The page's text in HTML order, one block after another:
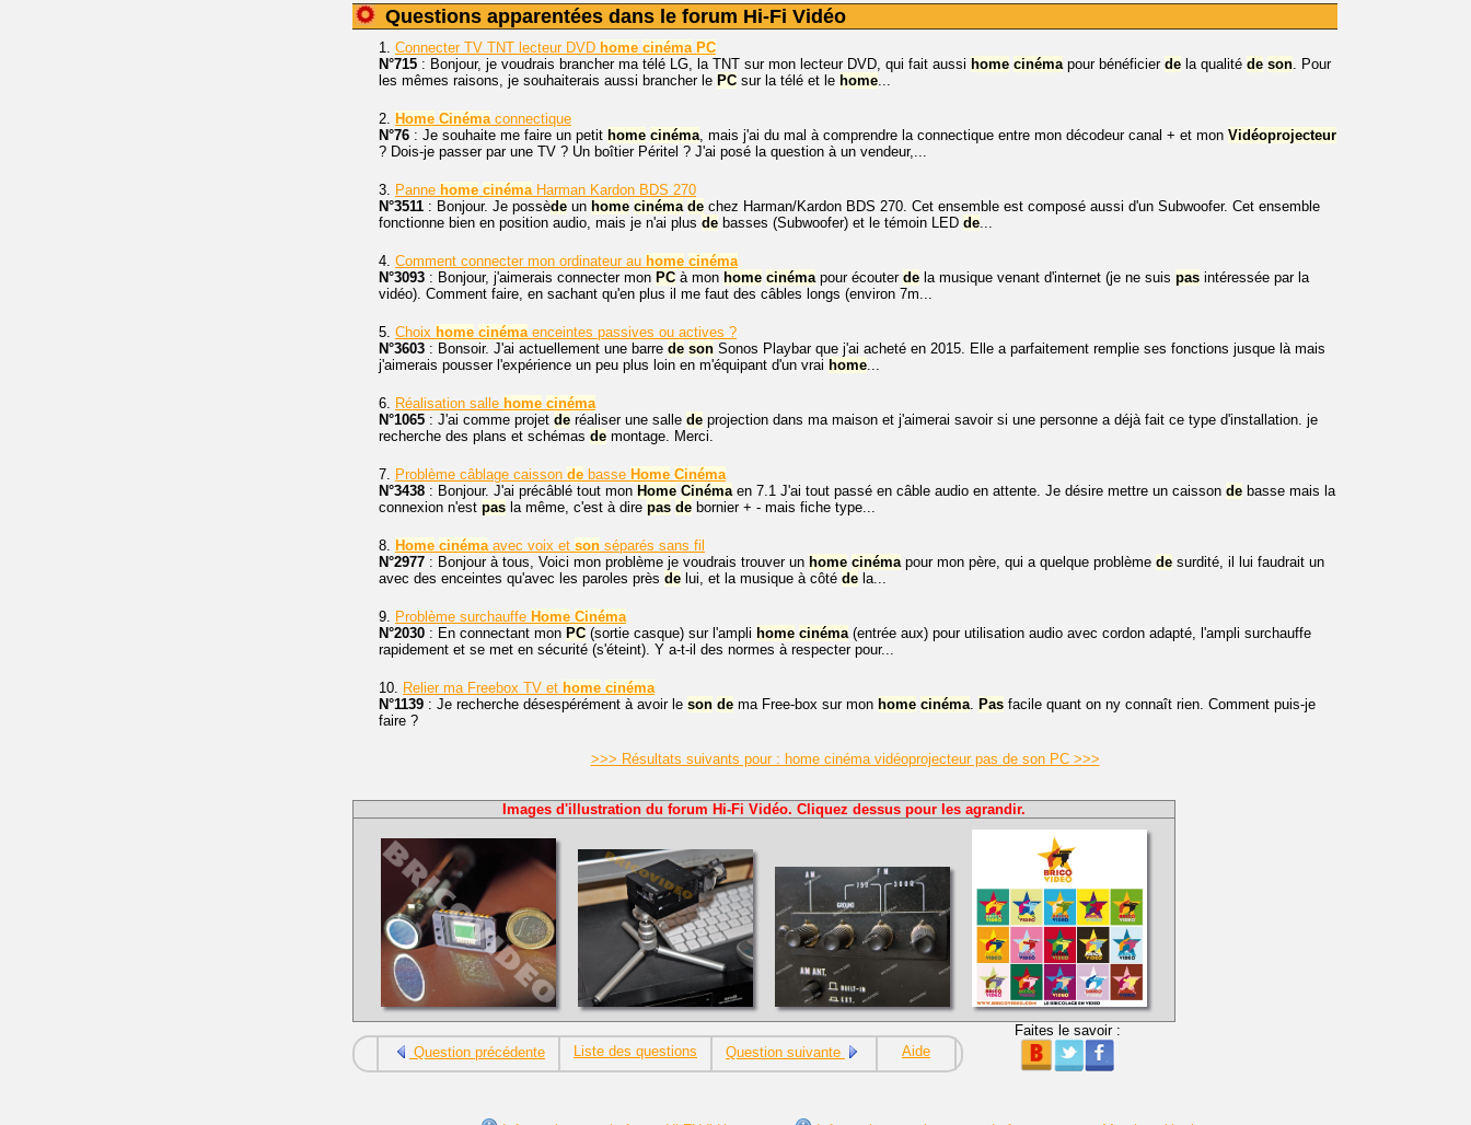
Questions apparentées dans le forum Hi-Fi Vidéo
1. Connecter TV TNT lecteur DVD home cinéma PC
N°715 : Bonjour, je voudrais brancher ma télé LG, la TNT sur mon lecteur DVD, qui fait aussi home cinémapour bénéficier de la qualité de son. Pour
les mêmes raisons, je souhaiterais aussi brancher le PC sur la télé et le home...
2. Home Cinémaconnectique
N°76 : Je souhaite me faire un petit home cinéma, mais j'ai du mal à comprendre la connectique entre mon décodeur canal + et mon Vidéoprojecteur
? Dois-je passer par une TV ? Un boîtier Péritel ? J'ai posé la question à un vendeur,...
3. Panne home cinémaHarman Kardon BDS 270
N°3511 : Bonjour. Je possède un home cinéma de chez Harman/Kardon BDS 270. Cet ensemble est composé aussi d'un Subwoofer. Cet ensemble
fonctionne bien en position audio, mais je n'ai plus de basses (Subwoofer) et le témoin LED de...
4. Comment connecter mon ordinateur au home cinéma
N°3093 : Bonjour, j'aimerais connecter mon PC à mon home cinémapour écouter de la musique venant d'internet (je ne suis pas intéressée par la
vidéo). Comment faire, en sachant qu'en plus il me faut des câbles longs (environ 7m...
5. Choix home cinémaenceintes passives ou actives ?
N°3603 : Bonsoir. J'ai actuellement une barre de son Sonos Playbar que j'ai acheté en 2015. Elle a parfaitement remplie ses fonctions jusque là mais
j'aimerais pousser l'expérience un peu plus loin en m'équipant d'un vrai home...
6. Réalisation salle home cinéma
N°1065 : J'ai comme projet de réaliser une salle de projection dans ma maison et j'aimerai savoir si une personne a déjà fait ce type d'installation. je
recherche des plans et schémas de montage. Merci.
7. Problème câblage caisson de basse Home Cinéma
N°3438 : Bonjour. J'ai précâblé tout mon Home Cinémaen 7.1 J'ai tout passé en câble audio en attente. Je désire mettre un caisson de basse mais la
connexion n'est pas la même, c'est à dire pas de bornier + - mais fiche type...
8. Home cinémaavec voix et son séparés sans fil
N°2977 : Bonjour à tous, Voici mon problème je voudrais trouver un home cinémapour mon père, qui a quelque problème de surdité, il lui faudrait un
avec des enceintes qu'avec les paroles près de lui, et la musique à côté de la...
9. Problème surchauffe Home Cinéma
N°2030 : En connectant mon PC (sortie casque) sur l'ampli home cinéma(entrée aux) pour utilisation audio avec cordon adapté, l'ampli surchauffe
rapidement et se met en sécurité (s'éteint). Y a-t-il des normes à respecter pour...
10. Relier ma Freebox TV et home cinéma
N°1139 : Je recherche désespérément à avoir le son de ma Free-box sur mon home cinéma. Pas facile quant on ny connaît rien. Comment puis-je
faire ?
>>> Résultats suivants pour : home cinéma vidéoprojecteur pas de son PC >>>
Images d'illustration du forum Hi-Fi Vidéo. Cliquez dessus pour les agrandir.
Question précédente Liste des questions Question suivante Aide
Faites le savoir :